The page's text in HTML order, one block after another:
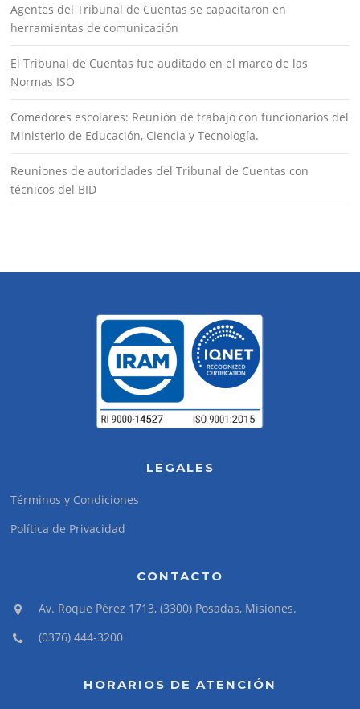
Agentes del Tribunal de Cuentas se capacitaron en
herramientas de comunicación
El Tribunal de Cuentas fue auditado en el marco de las
Normas ISO
Comedores escolares: Reunión de trabajo con funcionarios del
Ministerio de Educación, Ciencia y Tecnología.
Reuniones de autoridades del Tribunal de Cuentas con
técnicos del BID
LEGALES
Términos y Condiciones
Política de Privacidad
CONTACTO
Av. Roque Pérez 1713, (3300) Posadas, Misiones.
(0376) 444-3200
HORARIOS DE ATENCIÓN